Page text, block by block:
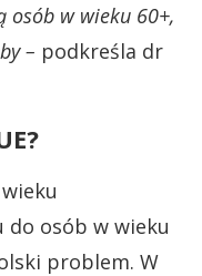
osób w wieku 60+,
– podkreśla dr
osób w wieku
problem. W